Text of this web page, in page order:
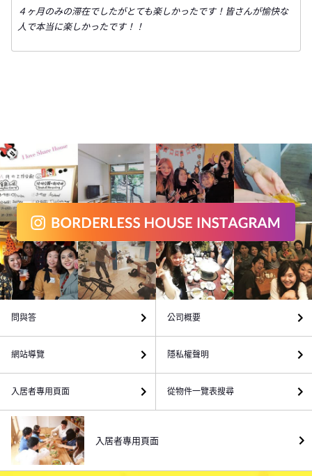
４ヶ月のみの滞在でしたがとても楽しかったです！皆さんが愉快な
人で本当に楽しかったです！！
問與答 公司概要
網站導覽 隱私權聲明
入居者專用頁面 從物件一覽表搜尋
入居者專用頁面